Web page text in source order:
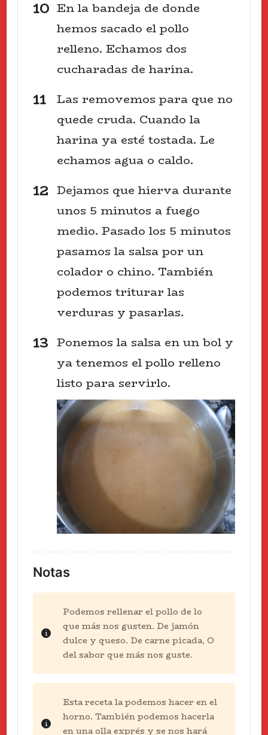
En la bandeja de donde
hemos sacado el pollo
relleno. Echamos dos
cucharadas de harina.
Las removemos para que no
quede cruda. Cuando la
harina ya esté tostada. Le
echamos agua o caldo.
Dejamos que hierva durante
unos 5 minutos a fuego
medio. Pasado los 5 minutos
pasamos la salsa por un
colador o chino. También
podemos triturar las
verduras y pasarlas.
Ponemos la salsa en un bol y
ya tenemos el pollo relleno
listo para servirlo.
Notas
Podemos rellenar el pollo de lo
que más nos gusten. De jamón
dulce y queso. De carne picada, O
del sabor que más nos guste.
Esta receta la podemos hacer en el
horno. También podemos hacerla
en una olla exprés y se nos hará